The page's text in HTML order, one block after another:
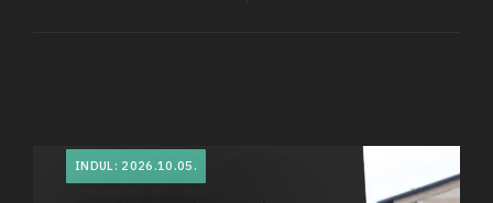
INDUL: 2026.10.05.